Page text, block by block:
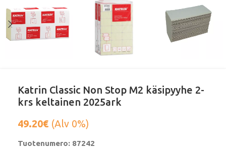
Katrin Classic Non Stop M2 käsipyyhe 2-
krs keltainen 2025ark
49.20€ (Alv 0%)
Tuotenumero: 87242